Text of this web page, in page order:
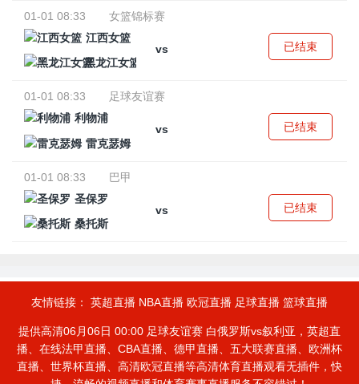
01-01 08:33
女篮锦标赛
江西女篮
vs
黑龙江女篮
已结束
01-01 08:33
足球友谊赛
利物浦
vs
雷克瑟姆
已结束
01-01 08:33
巴甲
圣保罗
vs
桑托斯
已结束
友情链接： 英超直播 NBA直播 欧冠直播 足球直播 篮球直播
提供高清06月06日 00:00 足球友谊赛 白俄罗斯vs叙利亚，英超直
播、在线法甲直播、CBA直播、德甲直播、五大联赛直播、欧洲杯
直播、世界杯直播、高清欧冠直播等高清体育直播观看无插件，快